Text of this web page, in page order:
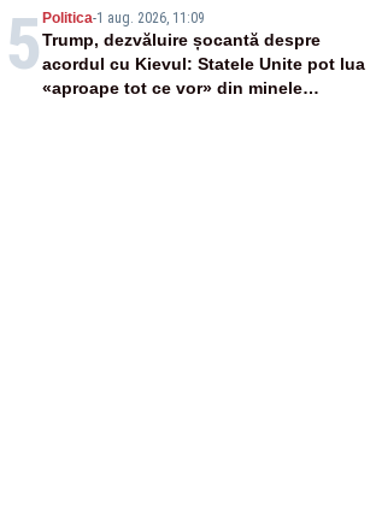
5 Politica-1 aug. 2026, 11:09
Trump, dezvăluire șocantă despre
acordul cu Kievul: Statele Unite pot lua
«aproape tot ce vor» din minele